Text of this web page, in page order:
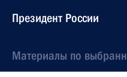
Президент России
Материалы по